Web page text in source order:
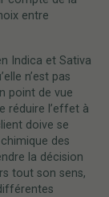
entre
Indica et Sativa
n’est pas
point de vue
réduire l’effet à
doive se
des
la décision
tout son sens,